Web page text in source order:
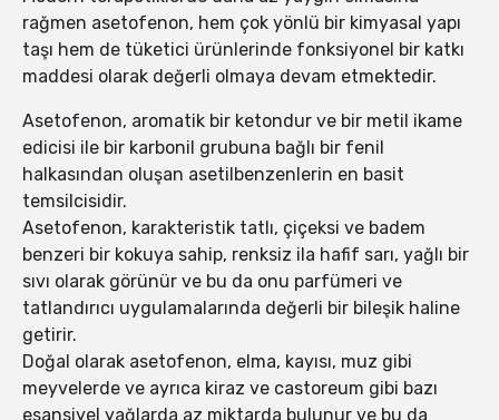
rağmen asetofenon, hem çok yönlü bir kimyasal yapı
taşı hem de tüketici ürünlerinde fonksiyonel bir katkı
maddesi olarak değerli olmaya devam etmektedir.
Asetofenon, aromatik bir ketondur ve bir metil ikame
edicisi ile bir karbonil grubuna bağlı bir fenil
halkasından oluşan asetilbenzenlerin en basit
temsilcisidir.
Asetofenon, karakteristik tatlı, çiçeksi ve badem
benzeri bir kokuya sahip, renksiz ila hafif sarı, yağlı bir
sıvı olarak görünür ve bu da onu parfümeri ve
tatlandırıcı uygulamalarında değerli bir bileşik haline
getirir.
Doğal olarak asetofenon, elma, kayısı, muz gibi
meyvelerde ve ayrıca kiraz ve castoreum gibi bazı
esansiyel yağlarda az miktarda bulunur ve bu da